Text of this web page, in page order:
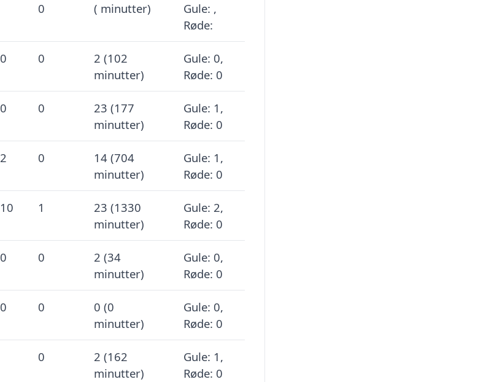
0 ( minutter)
Gule: ,
Røde:
0 0
2 (102
minutter)
Gule: 0,
Røde: 0
0 0
23 (177
minutter)
Gule: 1,
Røde: 0
2 0
14 (704
minutter)
Gule: 1,
Røde: 0
10 1
23 (1330
minutter)
Gule: 2,
Røde: 0
0 0
2 (34
minutter)
Gule: 0,
Røde: 0
0 0
0 (0
minutter)
Gule: 0,
Røde: 0
0
2 (162
minutter)
Gule: 1,
Røde: 0